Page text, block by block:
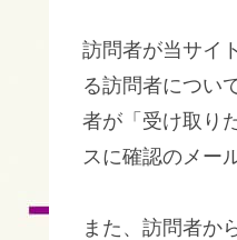
訪問者が当サイ
る訪問者につい
者が「受け取り
スに確認のメー
また、訪問者か